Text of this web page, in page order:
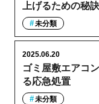
上げるための秘訣
未分類
ゴミ屋敷エアコ
る応急処置
2025.06.20
未分類